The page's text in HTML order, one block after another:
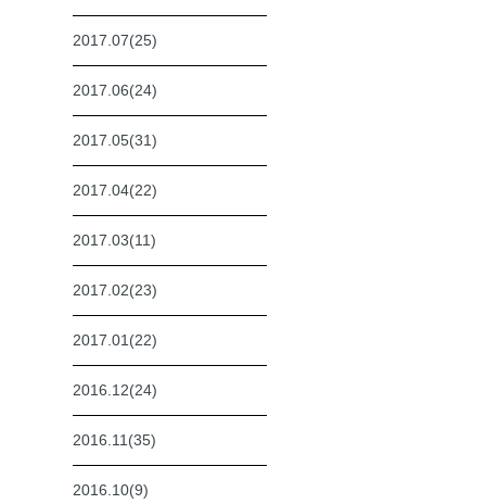
2017.07(25)
2017.06(24)
2017.05(31)
2017.04(22)
2017.03(11)
2017.02(23)
2017.01(22)
2016.12(24)
2016.11(35)
2016.10(9)